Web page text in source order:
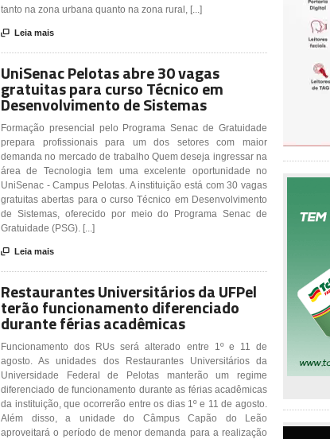
tanto na zona urbana quanto na zona rural, [...]
 Leia mais
UniSenac Pelotas abre 30 vagas
gratuitas para curso Técnico em
Desenvolvimento de Sistemas
Formação presencial pelo Programa Senac de Gratuidade
prepara profissionais para um dos setores com maior
demanda no mercado de trabalho Quem deseja ingressar na
área de Tecnologia tem uma excelente oportunidade no
UniSenac - Campus Pelotas. A instituição está com 30 vagas
gratuitas abertas para o curso Técnico em Desenvolvimento
de Sistemas, oferecido por meio do Programa Senac de
Gratuidade (PSG). [...]
 Leia mais
Restaurantes Universitários da UFPel
terão funcionamento diferenciado
durante férias acadêmicas
Funcionamento dos RUs será alterado entre 1º e 11 de
agosto. As unidades dos Restaurantes Universitários da
Universidade Federal de Pelotas manterão um regime
diferenciado de funcionamento durante as férias acadêmicas
da instituição, que ocorrerão entre os dias 1º e 11 de agosto.
Além disso, a unidade do Câmpus Capão do Leão
aproveitará o período de menor demanda para a realização